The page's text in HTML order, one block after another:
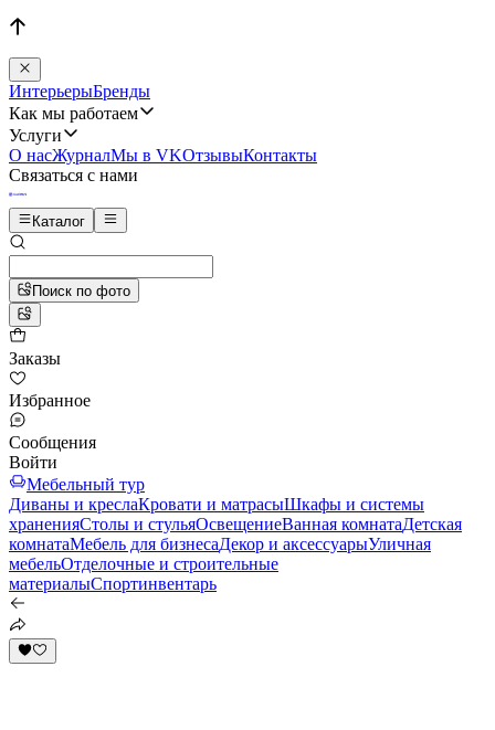
ИнтерьерыБренды
Как мы работаем
Услуги
О насЖурналМы в VKОтзывыКонтакты
Связаться с нами
Каталог
Поиск по фото
Заказы
Избранное
Сообщения
Войти
Мебельный тур
Диваны и креслаКровати и матрасыШкафы и системы
храненияСтолы и стульяОсвещениеВанная комнатаДетская
комнатаМебель для бизнесаДекор и аксессуарыУличная
мебельОтделочные и строительные
материалыСпортинвентарь